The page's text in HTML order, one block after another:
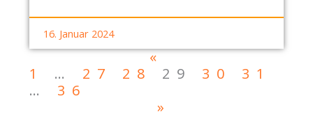
16. Januar 2024
«
1
… 27 28 29 30
31
…
36
»